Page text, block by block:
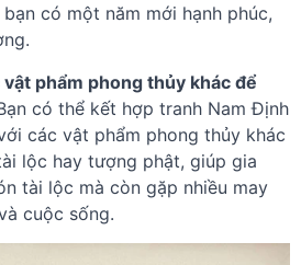
có một năm mới hạnh phúc,
phẩm phong thủy khác để
có thể kết hợp tranh Nam Định
các vật phẩm phong thủy khác
lộc hay tượng phật, giúp gia
tài lộc mà còn gặp nhiều may
cuộc sống.